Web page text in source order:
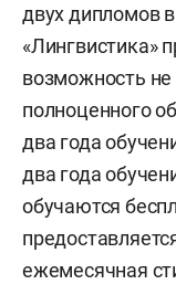
двух дипломов
«Лингвистика»
возможность не
полноценного
два года
два года
обучаются
ежемесячная